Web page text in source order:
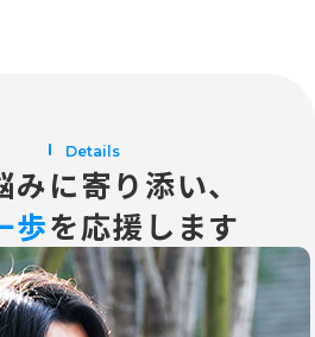
Details
に寄り添い、
歩を応援します